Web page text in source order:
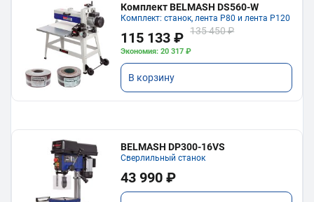
Комплект BELMASH DS560-W
Комплект: станок, лента P80 и лента P120
115 133 ₽ 135 450 ₽
Экономия: 20 317 ₽
В корзину
BELMASH DP300-16VS
Сверлильный станок
43 990 ₽